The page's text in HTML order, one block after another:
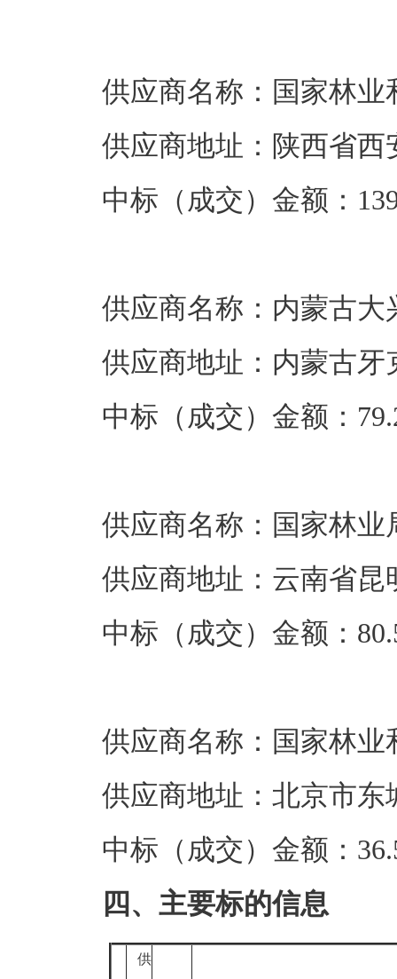
供应商名称：国家林
供应商地址：陕西省西
中标（成交）金额：
供应商名称：内蒙古
供应商地址：内蒙古牙
中标（成交）金额：
供应商名称：国家林业
供应商地址：云南省昆
中标（成交）金额：
供应商名称：国家林
供应商地址：北京市东
中标（成交）金额：
四、主要标的信息
供